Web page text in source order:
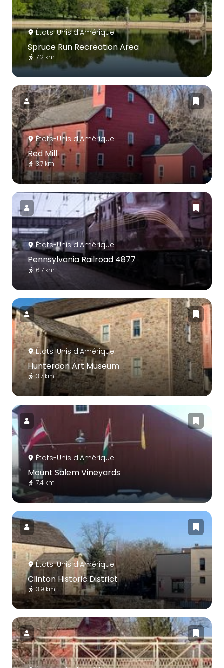
États-Unis d'Amérique
Spruce Run Recreation Area
7.2 km
États-Unis d'Amérique
Red Mill
3.7 km
États-Unis d'Amérique
Pennsylvania Railroad 4877
6.7 km
États-Unis d'Amérique
Hunterdon Art Museum
3.7 km
États-Unis d'Amérique
Mount Salem Vineyards
7.4 km
États-Unis d'Amérique
Clinton Historic District
3.9 km